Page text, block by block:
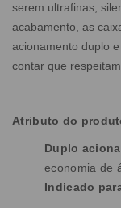
serem ultrafinas,
acabamento, as
acionamento duplo
contar que
Atributo do
Duplo
economia de
Indicado